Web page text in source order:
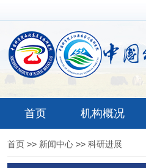
首页 机构概况
首页 >> 新闻中心 >> 科研进展